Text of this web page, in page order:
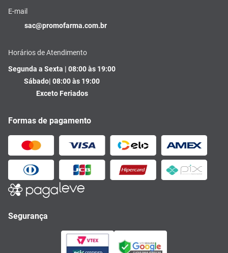
E-mail
sac@promofarma.com.br
Horários de Atendimento
Segunda a Sexta | 08:00 às 19:00
Sábado| 08:00 às 19:00
Exceto Feriados
Formas de pagamento
Segurança